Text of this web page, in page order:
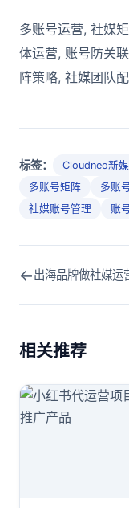
多账号运营, 社媒
体运营, 账号防关
阵策略, 社媒团队
标签： Cloudneo新
多账号矩阵
多账
社媒账号管理
账
←
相关推荐